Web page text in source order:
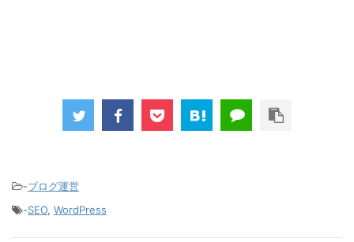
-ブログ運営
-SEO, WordPress